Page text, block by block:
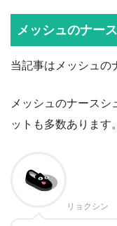
メッシュのナー
当記事はメッシュの
メッシュのナースシ
ットも多数あります。
リョクシン